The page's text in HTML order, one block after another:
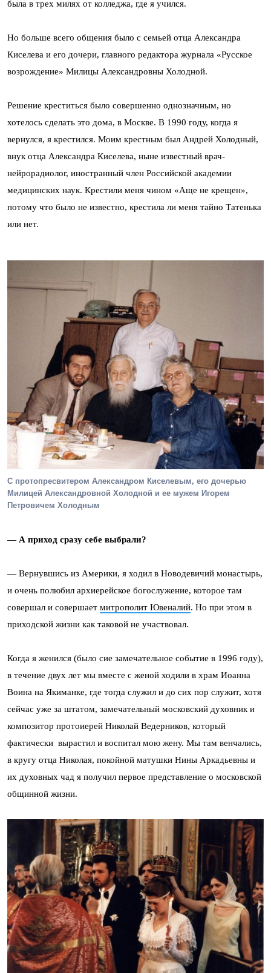
была в трех милях от колледжа, где я учился.
Но больше всего общения было с семьей отца Александра
Киселева и его дочери, главного редактора журнала «Русское
возрождение» Милицы Александровны Холодной.
Решение креститься было совершенно однозначным, но
хотелось сделать это дома, в Москве. В 1990 году, когда я
вернулся, я крестился. Моим крестным был Андрей Холодный,
внук отца Александра Киселева, ныне известный врач-
нейрорадиолог, иностранный член Российской академии
медицинских наук. Крестили меня чином «Аще не крещен»,
потому что было не известно, крестила ли меня тайно Татенька
или нет.
С протопресвитером Александром Киселевым, его дочерью
Милицей Александровной Холодной и ее мужем Игорем
Петровичем Холодным
— А приход сразу себе выбрали?
— Вернувшись из Америки, я ходил в Новодевичий монастырь,
и очень полюбил архиерейское богослужение, которое там
совершал и совершает митрополит Ювеналий. Но при этом в
приходской жизни как таковой не участвовал.
Когда я женился (было сие замечательное событие в 1996 году),
в течение двух лет мы вместе с женой ходили в храм Иоанна
Воина на Якиманке, где тогда служил и до сих пор служит, хотя
сейчас уже за штатом, замечательный московский духовник и
композитор протоиерей Николай Ведерников, который
фактически вырастил и воспитал мою жену. Мы там венчались,
в кругу отца Николая, покойной матушки Нины Аркадьевны и
их духовных чад я получил первое представление о московской
общинной жизни.